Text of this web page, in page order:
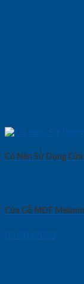
Có Nên Sử Dụng
Cửa Gỗ MDF
08/01/2025